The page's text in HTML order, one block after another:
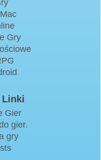
Gry
Linki
Gier
gier.
gry